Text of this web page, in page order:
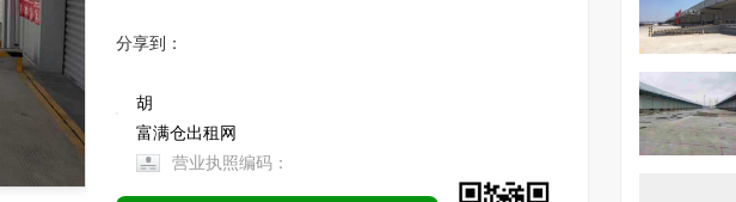
分享到：
胡
富满仓出租网
营业执照编码：